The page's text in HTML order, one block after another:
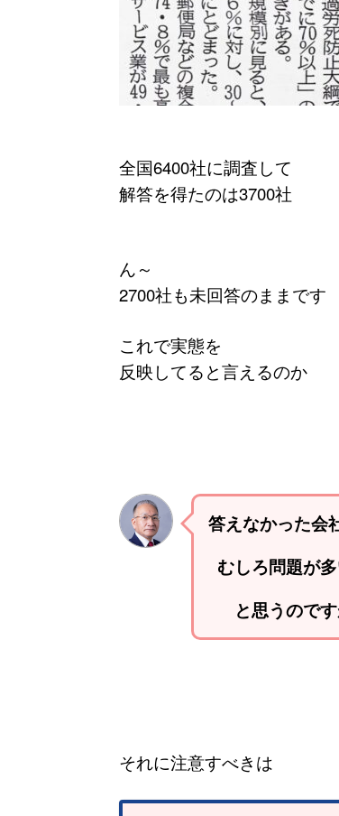
全国6400社に調査して
解答を得たのは3700社
ん～
2700社も未回答のままです
これで実態を
反映してると言えるのか
答えなかった会
むしろ問題が
と思うので
それに注意すべきは